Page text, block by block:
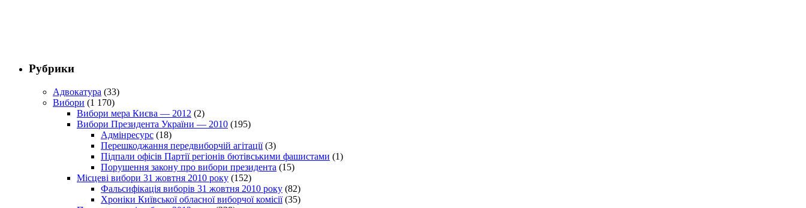
Рубрики
Адвокатура (33)
Вибори (1 170)
Вибори мера Києва — 2012 (2)
Вибори Президента України — 2010 (195)
Адмінресурс (18)
Перешкоджання передвиборчій агітації(3)
Підпали офісів Партії регіонів бютівськими фашистами (1)
Порушення закону про вибори президента (15)
Місцеві вибори 31 жовтня 2010 року (152)
Фальсифікація виборів 31 жовтня 2010 року (82)
Хроніки Київської обласної виборчої комісії(35)